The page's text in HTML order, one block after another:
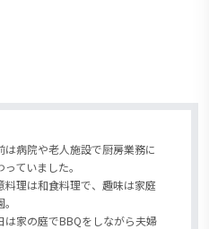
は病院や老人施設で厨房業務に
っていました。
料理は和食料理で、趣味は家庭
は家の庭でBBQをしながら夫婦